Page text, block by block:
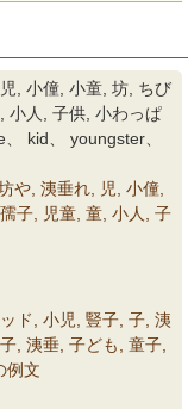
, 小僮, 小童, 坊, ちび
小人, 子供, 小わっぱ
kid、 youngster、
や, 洟垂れ, 児, 小僮,
子, 児童, 童, 小人, 子
ド, 小児, 豎子, 子, 洟
, 洟垂, 子ども, 童子,
例文